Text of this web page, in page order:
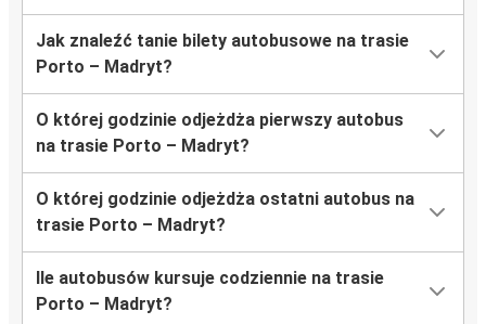
Jak znaleźć tanie bilety autobusowe na trasie
Porto – Madryt?
O której godzinie odjeżdża pierwszy autobus
na trasie Porto – Madryt?
O której godzinie odjeżdża ostatni autobus na
trasie Porto – Madryt?
Ile autobusów kursuje codziennie na trasie
Porto – Madryt?